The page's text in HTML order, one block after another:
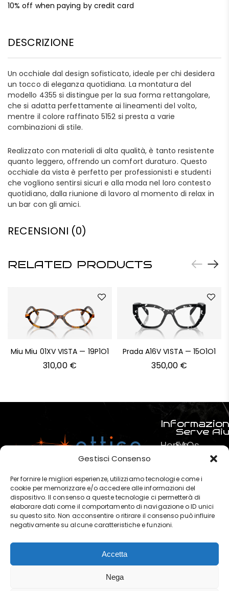
Gestisci Consenso
Per fornire le migliori esperienze, utilizziamo tecnologie come i
cookie per memorizzare e/o accedere alle informazioni del
dispositivo. Il consenso a queste tecnologie ci permetterà di
elaborare dati come il comportamento di navigazione o ID unici
su questo sito. Non acconsentire o ritirare il consenso può influire
negativamente su alcune caratteristiche e funzioni.
Accetta
Nega
10% off when paying by credit card
DESCRIZIONE
Un occhiale dal design sofisticato, ideale per chi desidera
un tocco di eleganza quotidiana. La montatura del
modello 4355 si distingue per la sua forma rettangolare,
che si adatta perfettamente ai lineamenti del volto,
mentre il colore raffinato 5152 si presta a varie
combinazioni di stile.
Realizzato con materiali di alta qualità, è tanto resistente
quanto leggero, offrendo un comfort duraturo. Questo
occhiale da vista è perfetto per professionisti e studenti
che vogliono sentirsi sicuri e alla moda nel loro contesto
quotidiano, dalla riunione di lavoro al momento di relax in
un bar con gli amici.
RECENSIONI (0)
RELATED PRODUCTS
Miu Miu 01XV VISTA — 19P1O1
310,00 €
Prada A16V VISTA — 15O1O1
350,00 €
Home
Chi
siamo
?
Contatti
Serve
FAQs
Pagamenti
Termini e
Privacy &